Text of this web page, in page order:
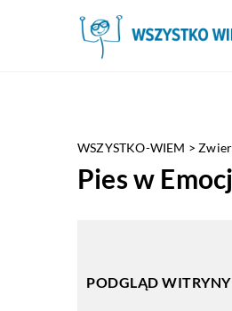
WSZYSTKO-WIEM >
Pies w
PODGLĄD WITRYNY